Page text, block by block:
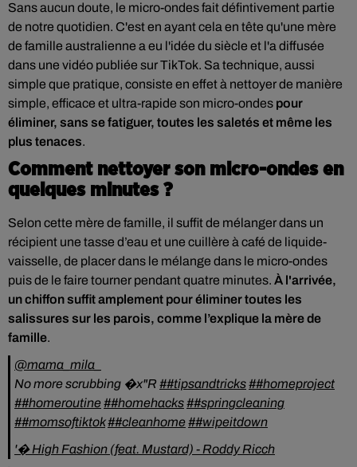
Sans aucun doute, le micro-ondes fait défintivement partie
de notre quotidien. C'est en ayant cela en tête qu'une mère
de famille australienne a eu l'idée du siècle et l'a diffusée
dans une vidéo publiée sur TikTok. Sa technique, aussi
simple que pratique, consiste en effet à nettoyer de manière
simple, efficace et ultra-rapide son micro-ondes pour
éliminer, sans se fatiguer, toutes les saletés et même les
plus tenaces.
Comment nettoyer son micro-ondes en
quelques minutes ?
Selon cette mère de famille, il suffit de mélanger dans un
récipient une tasse d’eau et une cuillère à café de liquide-
vaisselle, de placer dans le mélange dans le micro-ondes
puis de le faire tourner pendant quatre minutes. À l'arrivée,
un chiffon suffit amplement pour éliminer toutes les
salissures sur les parois, comme l’explique la mère de
famille.
@mama_mila_
No more scrubbing �x"R ##tipsandtricks##homeproject
##homeroutine##homehacks##springcleaning
##momsoftiktok##cleanhome##wipeitdown
'� High Fashion (feat. Mustard) - Roddy Ricch